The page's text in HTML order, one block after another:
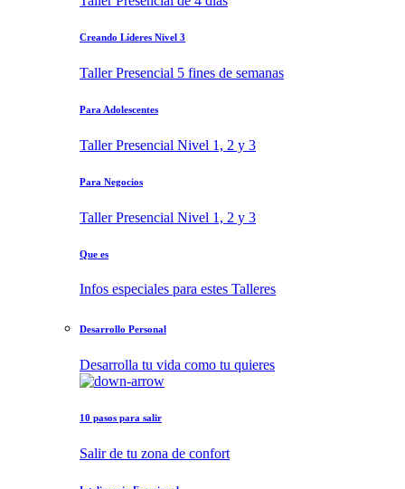
Creando Líderes Nivel 3
Taller Presencial 5 fines de semanas
Para Adolescentes
Taller Presencial Nivel 1, 2 y 3
Para Negocios
Taller Presencial Nivel 1, 2 y 3
Que es
Infos especiales para estes Talleres
Desarrollo Personal
Desarrolla tu vida como tu quieres
10 pasos para salir
Salir de tu zona de confort